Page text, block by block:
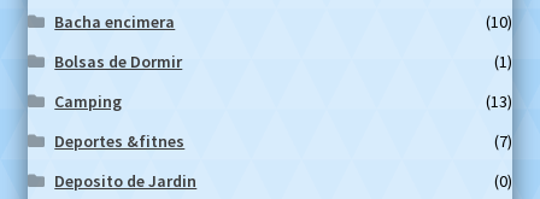
Bacha encimera
(10)
Bolsas de Dormir
(1)
Camping
(13)
Deportes &fitnes
(7)
Deposito de Jardin
(0)